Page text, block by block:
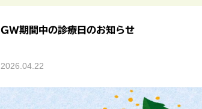
GW期間中の診療日のお知らせ
2026.04.22